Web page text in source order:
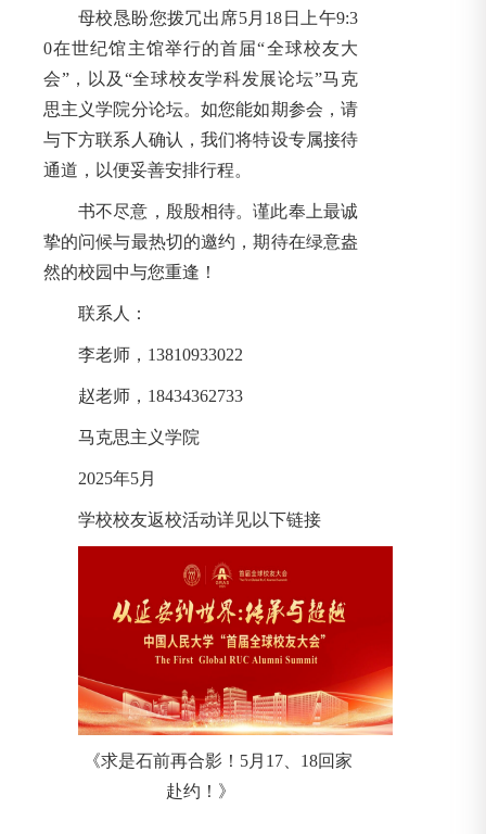
母校恳盼您拨冗出席5月18日上午9:3
0在世纪馆主馆举行的首届“全球校友大
会”，以及“全球校友学科发展论坛”马克
思主义学院分论坛。如您能如期参会，请
与下方联系人确认，我们将特设专属接待
通道，以便妥善安排行程。
书不尽意，殷殷相待。谨此奉上最诚
挚的问候与最热切的邀约，期待在绿意盎
然的校园中与您重逢！
联系人：
李老师，13810933022
赵老师，18434362733
马克思主义学院
2025年5月
学校校友返校活动详见以下链接
《求是石前再合影！5月17、18回家
赴约！》